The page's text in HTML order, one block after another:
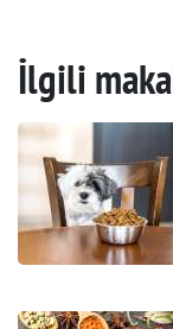
İlgili